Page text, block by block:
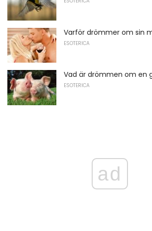
Varför drömmer om sin
ESOTERICA
Vad är drömmen om en
ESOTERICA
ad